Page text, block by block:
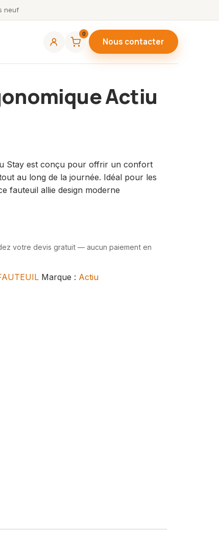
neuf
0
Nous contacter
Actiu
Stay est conçu pour offrir un confort
au long de la journée. Idéal pour les
fauteuil allie design moderne
votre devis gratuit — aucun paiement en
Marque : Actiu